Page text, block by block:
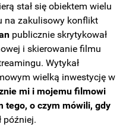
stał się obiektem wielu
na zakulisowy konflikt
publicznie skrytykował
i skierowanie filmu
Wytykał
wielką inwestycję w
mi i mojemu filmowi
tego, o czym mówili, gdy
później.